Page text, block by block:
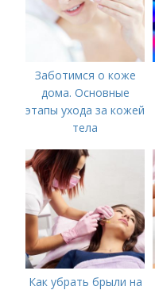
Заботимся о коже
дома. Основные
этапы ухода за кожей
тела
Как убрать брыли на